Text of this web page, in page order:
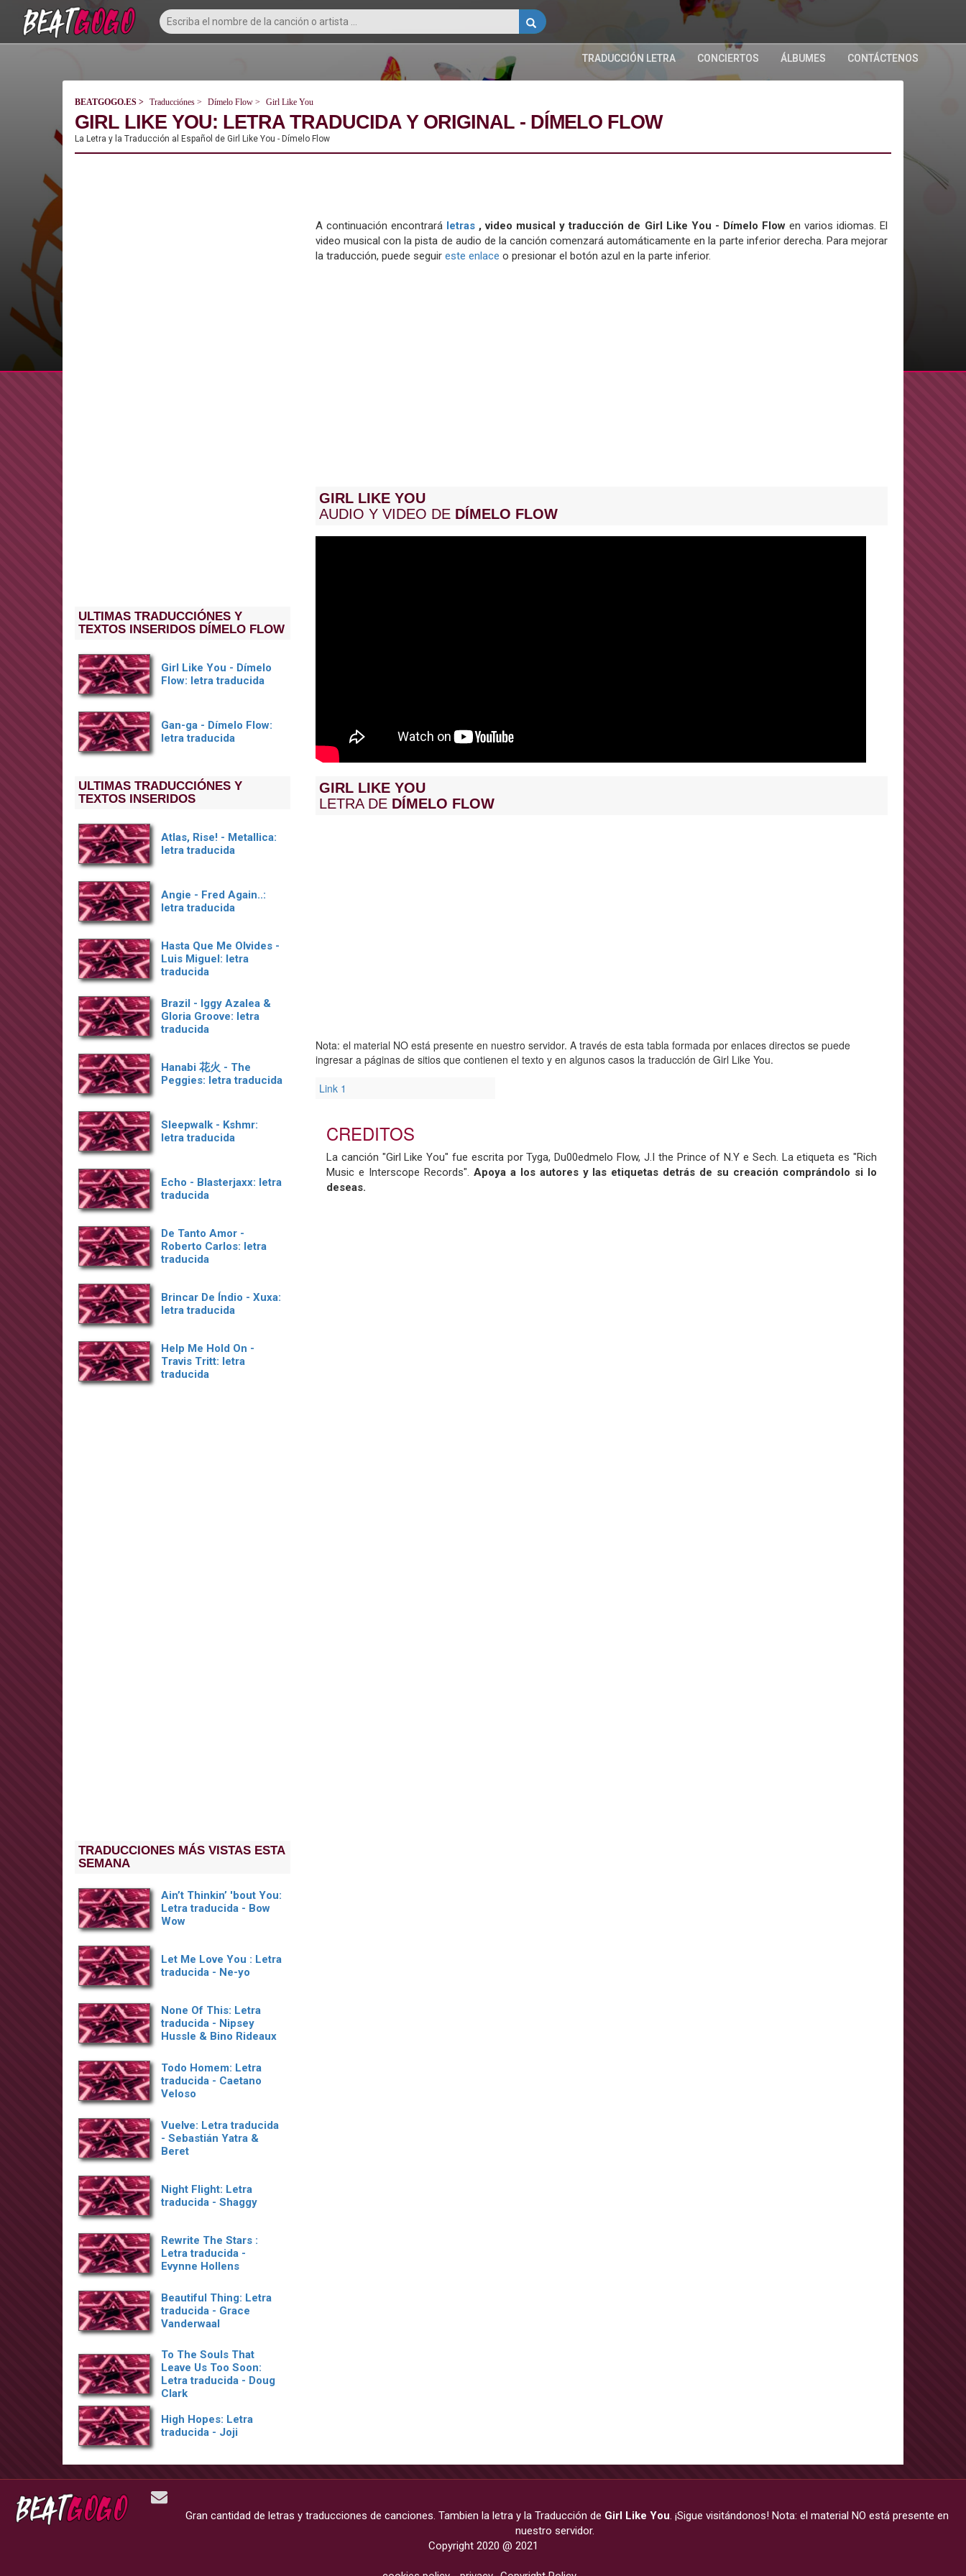
TRADUCCIÓN LETRA CONCIERTOS ÁLBUMES CONTÁCTENOS
BEATGOGO.ES Traducciónes Dímelo Flow Girl Like You
GIRL LIKE YOU: LETRA TRADUCIDA Y ORIGINAL - DÍMELO FLOW
La Letra y la Traducción al Español de Girl Like You - Dímelo Flow
A continuación encontrará letras , video musical y traducción de Girl Like You - Dímelo Flow en varios idiomas. El
video musical con la pista de audio de la canción comenzará automáticamente en la parte inferior derecha. Para mejorar
la traducción, puede seguir este enlace o presionar el botón azul en la parte inferior.
GIRL LIKE YOU
AUDIO Y VIDEO DE DÍMELO FLOW
GIRL LIKE YOU
LETRA DE DÍMELO FLOW
Nota: el material NO está presente en nuestro servidor. A través de esta tabla formada por enlaces directos se puede
ingresar a páginas de sitios que contienen el texto y en algunos casos la traducción de Girl Like You.
Link 1
CREDITOS
La canción "Girl Like You" fue escrita por Tyga, Du00edmelo Flow, J.I the Prince of N.Y e Sech. La etiqueta es "Rich
Music e Interscope Records". Apoya a los autores y las etiquetas detrás de su creación comprándolo si lo
deseas.
ULTIMAS TRADUCCIÓNES Y
TEXTOS INSERIDOS DÍMELO FLOW
Girl Like You - Dímelo
Flow: letra traducida
Gan-ga - Dímelo Flow:
letra traducida
ULTIMAS TRADUCCIÓNES Y
TEXTOS INSERIDOS
Atlas, Rise! - Metallica:
letra traducida
Angie - Fred Again..:
letra traducida
Hasta Que Me Olvides -
Luis Miguel: letra
traducida
Brazil - Iggy Azalea &
Gloria Groove: letra
traducida
Hanabi 花火 - The
Peggies: letra traducida
Sleepwalk - Kshmr:
letra traducida
Echo - Blasterjaxx: letra
traducida
De Tanto Amor -
Roberto Carlos: letra
traducida
Brincar De Índio - Xuxa:
letra traducida
Help Me Hold On -
Travis Tritt: letra
traducida
TRADUCCIONES MÁS VISTAS ESTA
SEMANA
Ain’t Thinkin’ 'bout You:
Letra traducida - Bow
Wow
Let Me Love You : Letra
traducida - Ne-yo
None Of This: Letra
traducida - Nipsey
Hussle & Bino Rideaux
Todo Homem: Letra
traducida - Caetano
Veloso
Vuelve: Letra traducida
- Sebastián Yatra &
Beret
Night Flight: Letra
traducida - Shaggy
Rewrite The Stars :
Letra traducida -
Evynne Hollens
Beautiful Thing: Letra
traducida - Grace
Vanderwaal
To The Souls That
Leave Us Too Soon:
Letra traducida - Doug
Clark
High Hopes: Letra
traducida - Joji
Gran cantidad de letras y traducciones de canciones. Tambien la letra y la Traducción de Girl Like You. ¡Sigue visitándonos! Nota: el material NO está presente en
nuestro servidor.
Copyright 2020 @ 2021